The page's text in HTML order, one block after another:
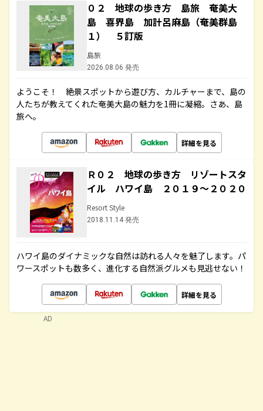
０２ 地球の歩き方 島旅 奄美大
島 喜界島 加計呂麻島（奄美群島
１） ５訂版
島旅
2026.08.06 発売
ようこそ！ 絶景スポットから遊び方、カルチャーまで、島の
人たちが教えてくれた奄美大島の魅力を1冊に凝縮。さあ、島
旅へ。
詳細を見る
Ｒ０２ 地球の歩き方 リゾートスタ
イル ハワイ島 ２０１９～２０２０
Resort Style
2018.11.14 発売
ハワイ島のダイナミックな自然は訪れる人々を魅了します。パ
ワースポットも数多く、進化する自然派グルメも見逃せない！
詳細を見る
AD